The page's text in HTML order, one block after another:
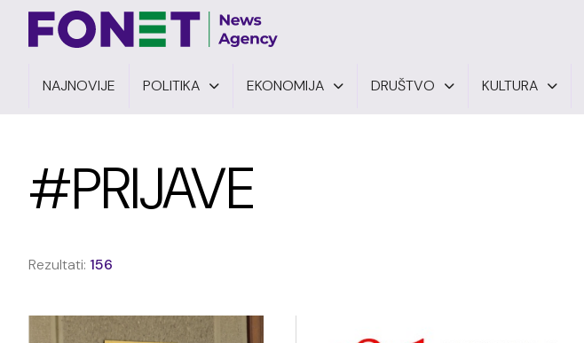
NAJNOVIJE POLITIKA EKONOMIJA DRUŠTVO KULTURA
#PRIJAVE
Rezultati: 156